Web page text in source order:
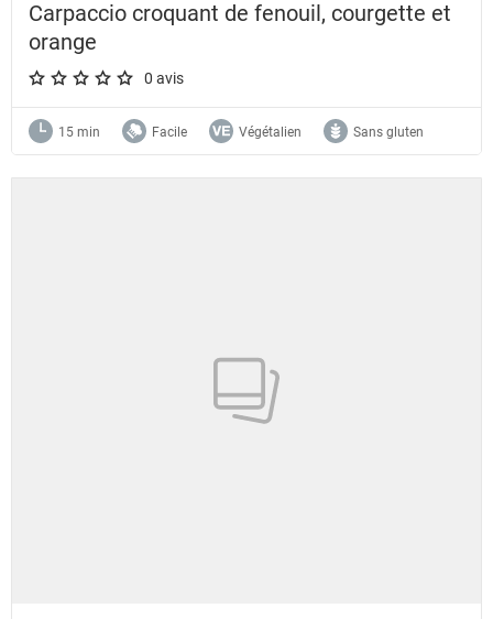
Carpaccio croquant de fenouil, courgette et
orange
A star rating of 0 out of 5.
0 avis
15 min Facile Végétalien Sans gluten